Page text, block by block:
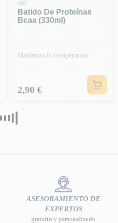
QNT
Batido De Proteínas
Bcaa (330ml)
Maximiza la recuperación
Precio
2,90 €
ASESORAMIENTO DE
EXPERTOS
gratuito y personalizado